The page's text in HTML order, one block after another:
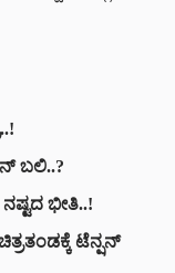
ಬಲಿ..?
ಭೀತಿ..!
ಟೆನ್ಷನ್